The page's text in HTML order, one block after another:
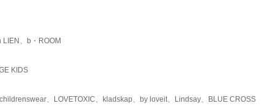
、b・ROOM
KIDS
、LOVETOXIC、kladskap、by loveit、Lindsay、BLUE CROSS